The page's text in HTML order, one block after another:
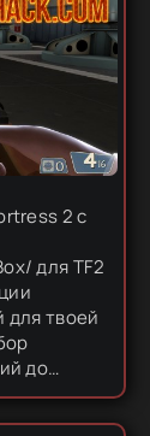
2 с
для TF2
для твоей
до
лица и...